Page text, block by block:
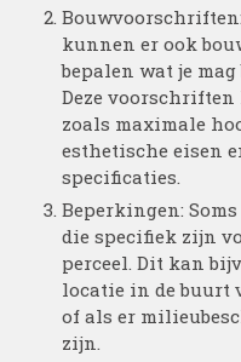
kunnen er ook
bepalen wat je
Deze voorschriften
zoals maximale
esthetische eisen
specificaties.
Beperkingen:
die specifiek zijn
perceel. Dit kan
locatie in de buurt
of als er
zijn.